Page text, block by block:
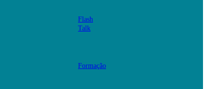
Flash
Talk
Formação